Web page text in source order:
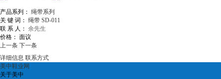
产品系列： 绳带系列
关 键 词： 绳带 SD-011
联 系 人： 余先生
价格： 面议
上一条 下一条
详细信息 联系方式
美中鞋业网
关于美中